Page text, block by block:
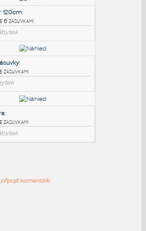
PODOBNÉ BLOKY
1
stůl se zásuvkami - IKEA Mikael
Nábytek
120cm:
se 6 zásuvkami
Nábytek
se zásuvkami
komentáře